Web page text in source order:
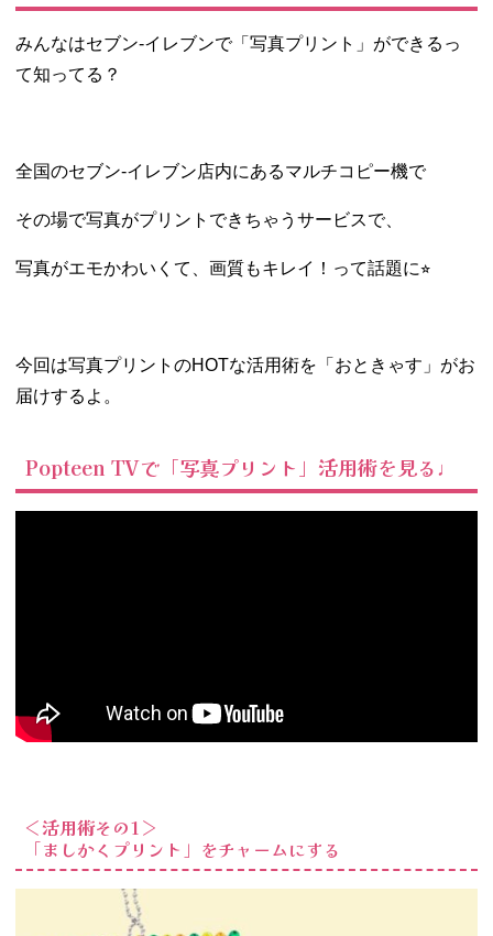
みんなはセブン‐イレブンで「写真プリント」ができるっ
て知ってる？
全国のセブン‐イレブン店内にあるマルチコピー機で
その場で写真がプリントできちゃうサービスで、
写真がエモかわいくて、画質もキレイ！って話題に⭐︎
今回は写真プリントのHOTな活用術を「おときゃす」がお
届けするよ。
Popteen TVで「写真プリント」活用術を見る♩
＜活用術その1＞
「ましかくプリント」をチャームにする